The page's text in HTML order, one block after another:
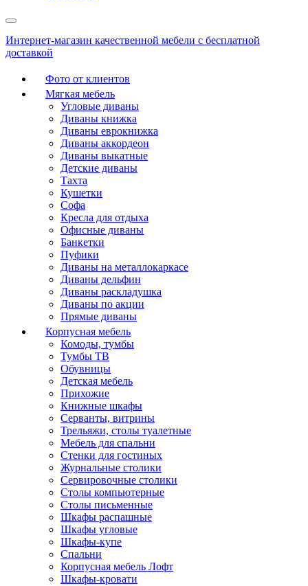
Интернет-магазин качественной мебели с бесплатной
доставкой
Фото от клиентов
Мягкая мебель
Угловые диваны
Диваны книжка
Диваны еврокнижка
Диваны аккордеон
Диваны выкатные
Детские диваны
Тахта
Кушетки
Софа
Кресла для отдыха
Офисные диваны
Банкетки
Пуфики
Диваны на металлокаркасе
Диваны дельфин
Диваны раскладушка
Диваны по акции
Прямые диваны
Корпусная мебель
Комоды, тумбы
Тумбы ТВ
Обувницы
Детская мебель
Прихожие
Книжные шкафы
Серванты, витрины
Трельяжи, столы туалетные
Мебель для спальни
Стенки для гостиных
Журнальные столики
Сервировочные столики
Столы компьютерные
Столы письменные
Шкафы распашные
Шкафы угловые
Шкафы-купе
Спальни
Корпусная мебель Лофт
Шкафы-кровати